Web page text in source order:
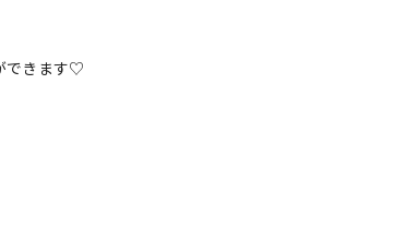
できます♡